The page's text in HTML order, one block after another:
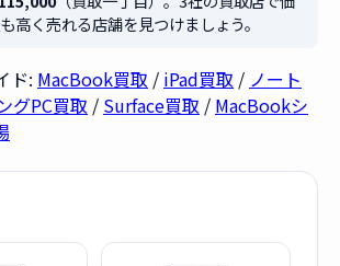
高く売れる店舗を見つけましょう。
ド: MacBook買取 / iPad買取 / ノート
グPC買取 / Surface買取 / MacBookシ